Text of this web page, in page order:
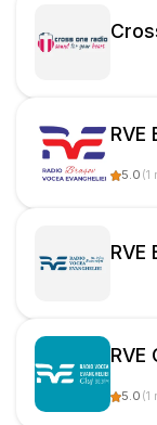
RVE
5.0 (1
RVE
RVE
5.0 (1